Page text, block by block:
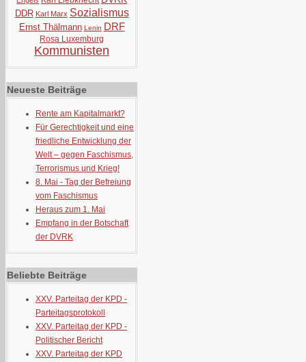
DDR Karl Marx Sozialismus
Ernst Thälmann Lenin DRF
Rosa Luxemburg
Kommunisten
Neueste Beiträge
Rente am Kapitalmarkt?
Für Gerechtigkeit und eine
friedliche Entwicklung der
Welt – gegen Faschismus,
Terrorismus und Krieg!
8. Mai - Tag der Befreiung
vom Faschismus
Heraus zum 1. Mai
Empfang in der Botschaft
der DVRK
Beliebte Beiträge
XXV. Parteitag der KPD -
Parteitagsprotokoll
XXV. Parteitag der KPD -
Politischer Bericht
XXV. Parteitag der KPD